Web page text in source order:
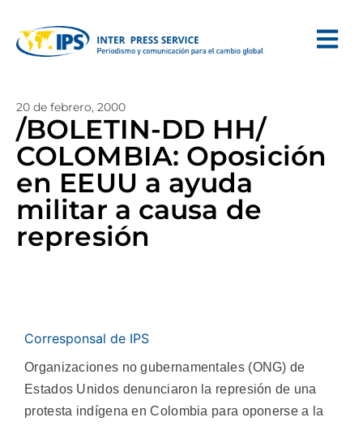
20 de febrero, 2000
/BOLETIN-DD HH/
COLOMBIA: Oposición
en EEUU a ayuda
militar a causa de
represión
Corresponsal de IPS
Organizaciones no gubernamentales (ONG) de
Estados Unidos denunciaron la represión de una
protesta indígena en Colombia para oponerse a la